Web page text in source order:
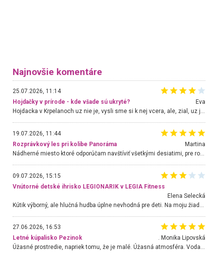
Najnovšie komentáre
25.07.2026, 11:14
Hojdačky v prírode - kde všade sú ukryté?
Eva
Hojdacka v Krpelanoch uz nie je, vysli sme si k nej vcera, ale, zial, uz je znicena. Ak sem planujete cestu len kvoli hojdacke, mozete si ju usetrit. Krasny vyhlad je tu vsak aj bez hojdacky :-)
19.07.2026, 11:44
Rozprávkový les pri kolibe Panoráma
Martina
Nádherné miesto ktoré odporúčam navštíviť všetkými desiatimi, pre rodiny s deťmi, dôchodcom... Proste a jednoducho ozaj rozprávkový les.. určite ešte prídeme. Odniesli sme si na pamiatku krásne tričká,
09.07.2026, 15:15
Vnútorné detské ihrisko LEGIONARIK v LEGIA Fitness
Elena Selecká
27.06.2026, 16:53
Letné kúpalisko Pezinok
. Monika Lipovská
Úžasné prostredie, napriek tomu, že je malé. Úžasná atmosféra. Voda fantastická a nádherná. Ľudí je pomerne veľa, ale su mili a ohľaduplní. Je veľmi zaujímavé sledovať, ako dokážu spolu športovať cudzí ľudia a bez ohľadu na vek. Vládne tu pohoda. Vnuka neviem dostať z vody. Ďakujem za krásny deň . Urcite sa sem vrátim. Jediný problém je s parkovaním, ale aj ten sa mi podarilo vyriešiť. Monika Bratislava